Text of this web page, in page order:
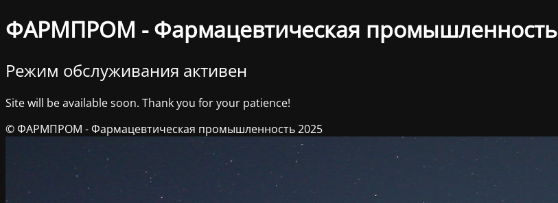
ФАРМПРОМ - Фармацевтическая промышленность
Режим обслуживания активен
Site will be available soon. Thank you for your patience!
© ФАРМПРОМ - Фармацевтическая промышленность 2025